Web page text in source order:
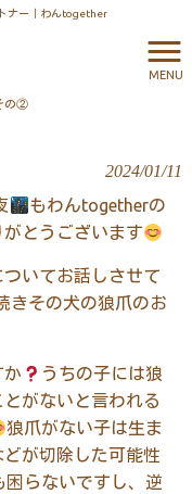
ナー｜わんtogether
MENU
の②
2024/01/11
もわんtogetherの
とうございます
いてお話しさせて
きその犬の狼爪のお
か
うちの子には狼
がないと言われる
狼爪がない子は生ま
が切除した可能性
困らないですし、逆